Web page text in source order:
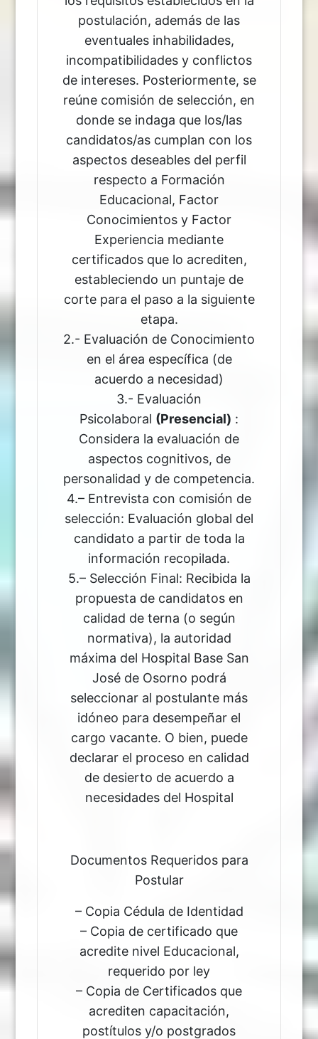
postulación, además de las
eventuales inhabilidades,
incompatibilidades y conflictos
de intereses. Posteriormente, se
reúne comisión de selección, en
donde se indaga que los/las
candidatos/as cumplan con los
aspectos deseables del perfil
respecto a Formación
Educacional, Factor
Conocimientos y Factor
Experiencia mediante
certificados que lo acrediten,
estableciendo un puntaje de
corte para el paso a la siguiente
etapa.
2.- Evaluación de Conocimiento
en el área específica (de
acuerdo a necesidad)
3.- Evaluación
Psicolaboral (Presencial) :
Considera la evaluación de
aspectos cognitivos, de
personalidad y de competencia.
4.– Entrevista con comisión de
selección: Evaluación global del
candidato a partir de toda la
información recopilada.
5.– Selección Final: Recibida la
propuesta de candidatos en
calidad de terna (o según
normativa), la autoridad
máxima del Hospital Base San
José de Osorno podrá
seleccionar al postulante más
idóneo para desempeñar el
cargo vacante. O bien, puede
declarar el proceso en calidad
de desierto de acuerdo a
necesidades del Hospital
Documentos Requeridos para
Postular
– Copia Cédula de Identidad
– Copia de certificado que
acredite nivel Educacional,
requerido por ley
– Copia de Certificados que
acrediten capacitación,
postítulos y/o postgrados